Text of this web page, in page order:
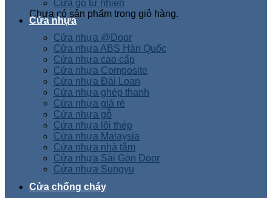
Chưa có sản phẩm trong giỏ hàng.
Cửa gỗ tự nhiên
Cửa nhựa
Cửa nhựa @Door
Cửa nhựa ABS Hàn Quốc
Cửa nhựa cao cấp
Cửa nhựa Composite
Cửa nhựa Đài Loan
Cửa nhựa ghép thanh
Cửa nhựa giá rẻ
Cửa nhựa gỗ
Cửa nhựa lõi thép
Cửa nhựa Malaysia
Cửa nhựa nhà tắm
Cửa nhựa Sài Gòn Door
Cửa nhựa Sungyu
Cửa chống cháy